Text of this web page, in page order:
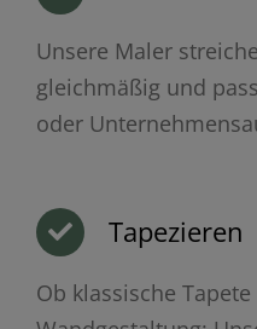
Unsere Maler
gleichmäßig und
oder
Tapezieren
Ob klassische